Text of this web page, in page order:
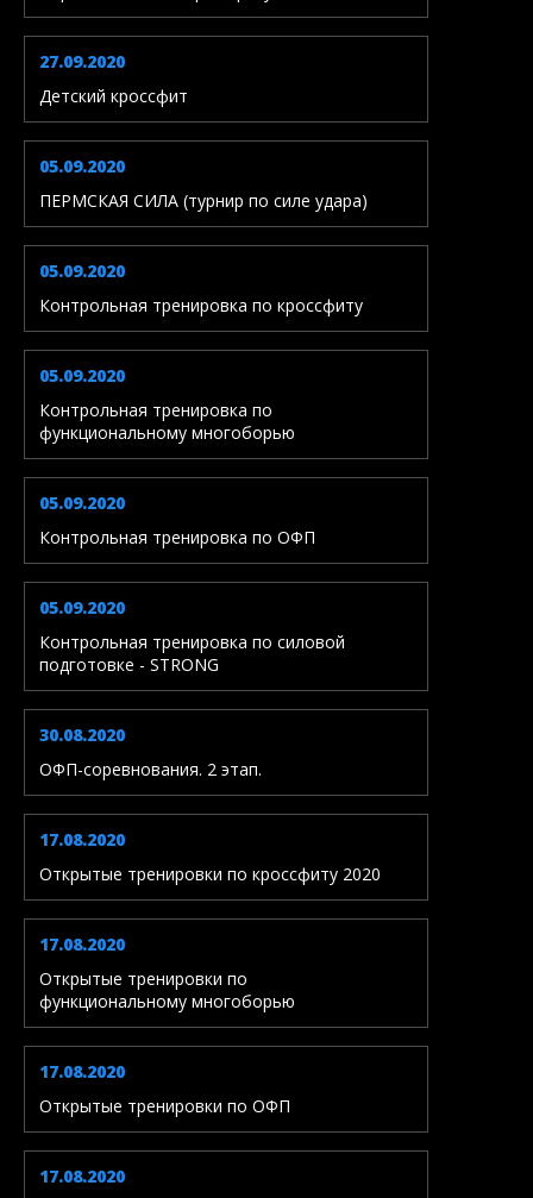
27.09.2020
Детский кроссфит
05.09.2020
ПЕРМСКАЯ СИЛА (турнир по силе удара)
05.09.2020
Контрольная тренировка по кроссфиту
05.09.2020
Контрольная тренировка по
функциональному многоборью
05.09.2020
Контрольная тренировка по ОФП
05.09.2020
Контрольная тренировка по силовой
подготовке - STRONG
30.08.2020
ОФП-соревнования. 2 этап.
17.08.2020
Открытые тренировки по кроссфиту 2020
17.08.2020
Открытые тренировки по
функциональному многоборью
17.08.2020
Открытые тренировки по ОФП
17.08.2020